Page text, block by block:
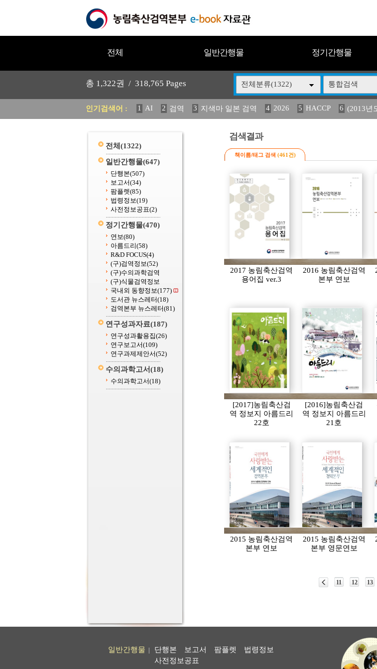
전체 일반간행물 정기간행물
총 1,322권 / 318,765 Pages 전체분류(1322) 통합검색
인기검색어 : 1 AI 2 검역 3 지색마 일본 검역 4 2026 5 HACCP 6 (2013년
11 2025 12 중독성 식물 도감 13 (2013년도) 식 14 媛 異 15 구
전체 (1322)
일반간행물(647)
단행본(507)
보고서(34)
팜플렛(85)
법령정보(19)
사전정보공표(2)
정기간행물(470)
연보(80)
아름드리(58)
R&D FOCUS(4)
(구)검역정보(52)
(구)수의과학검역
(구)식물검역정보
국내외 동향정보(177)
도서관 뉴스레터(18)
검역본부 뉴스레터(81)
연구성과자료(187)
연구성과활용집(26)
연구보고서(109)
연구과제제안서(52)
수의과학고서(18)
수의과학고서(18)
검색결과
책이름/태그 검색 (461건)
2017 농림축산검역
용어집 ver.3
2016 농림축산검역
본부 연보
[2017]농림축산검
역 정보지 아름드리
22호
[2016]농림축산검
역 정보지 아름드리
21호
2015 농림축산검역
본부 연보
2015 농림축산검역
본부 영문연보
11 12 13
일반간행물 단행본 보고서 팜플렛
법령정보
사전정보공표